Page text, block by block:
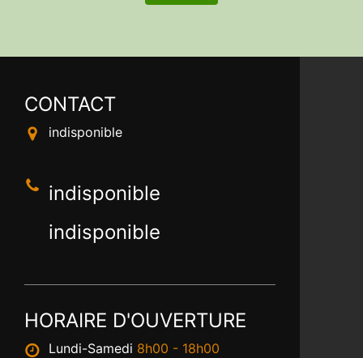
CONTACT
indisponible
indisponible
indisponible
HORAIRE D'OUVERTURE
Lundi-Samedi 8h00 - 18h00